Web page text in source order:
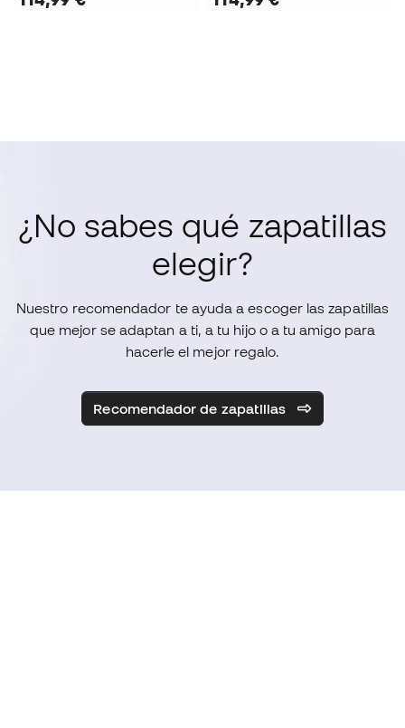
¿No sabes qué zapatillas
elegir?
Nuestro recomendador te ayuda a escoger las zapatillas
que mejor se adaptan a ti, a tu hijo o a tu amigo para
hacerle el mejor regalo.
Recomendador de zapatillas